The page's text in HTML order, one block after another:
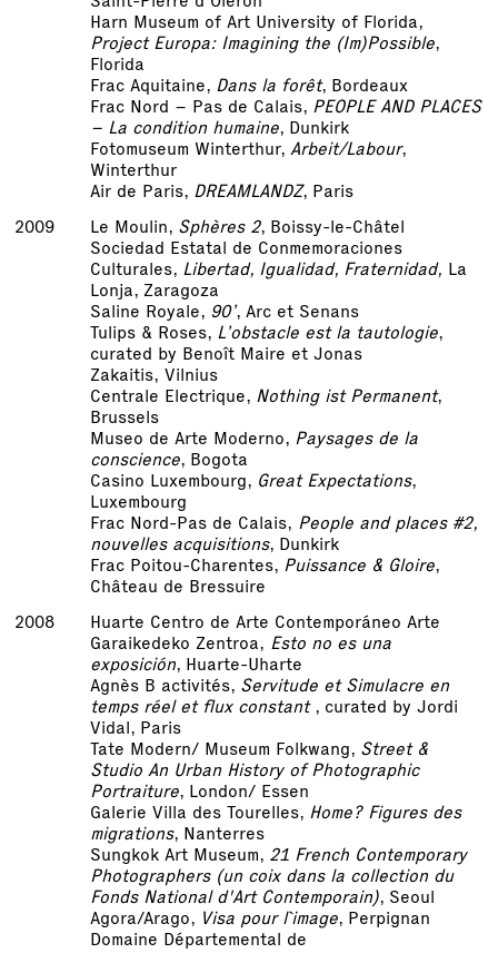
Harn Museum of Art University of Florida,
Project Europa: Imagining the (Im)Possible,
Florida
Frac Aquitaine, Dans la forêt, Bordeaux
Frac Nord – Pas de Calais, PEOPLE AND PLACES
– La condition humaine, Dunkirk
Fotomuseum Winterthur,Arbeit/Labour,
Winterthur
Air de Paris, DREAMLANDZ, Paris
2009
Le Moulin, Sphères 2, Boissy-le-Châtel
Sociedad Estatal de Conmemoraciones
Culturales, Libertad, Igualidad, Fraternidad, La
Lonja, Zaragoza
Saline Royale, 90’, Arc et Senans
Tulips & Roses, L’obstacle est la tautologie,
curated by Benoît Maire et Jonas
Zakaitis, Vilnius
Centrale Electrique, Nothing ist Permanent,
Brussels
Museo de Arte Moderno, Paysages de la
conscience, Bogota
Casino Luxembourg, Great Expectations,
Luxembourg
Frac Nord-Pas de Calais, People and places #2,
nouvelles acquisitions, Dunkirk
Frac Poitou-Charentes, Puissance & Gloire,
Château de Bressuire
2008
Huarte Centro de Arte Contemporáneo Arte
Garaikedeko Zentroa, Esto no es una
exposición, Huarte-Uharte
Agnès B activités, Servitude et Simulacre en
temps réel et flux constant, curated by Jordi
Vidal, Paris
Tate Modern/ Museum Folkwang, Street &
Studio An Urban History of Photographic
Portraiture, London/ Essen
Galerie Villa des Tourelles, Home? Figures des
migrations, Nanterres
Sungkok Art Museum, 21 French Contemporary
Photographers (un coix dans la collection du
Fonds National d'Art Contemporain), Seoul
Agora/Arago, Visa pour l`image, Perpignan
Domaine Départemental de